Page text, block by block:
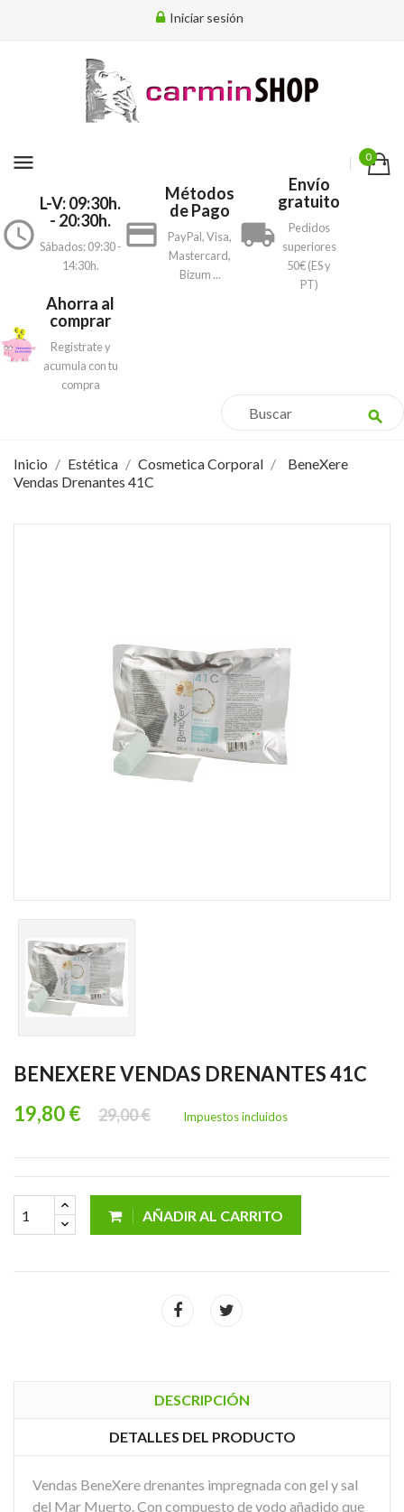
Iniciar sesión
menu 0
access_time
L-V: 09:30h.
- 20:30h.
Sábados: 09:30 -
14:30h.
payment
Métodos
de Pago
PayPal, Visa,
Mastercard,
Bizum ...
local_shipping
Envío
gratuito
Pedidos
superiores
50€ (ES y
PT)
Ahorra al
comprar
Registrate y
acumula con tu
compra
search
Inicio Estética Cosmetica Corporal
BeneXere
Vendas Drenantes 41C
BENEXERE VENDAS DRENANTES 41C
19,80 €
29,00 € Impuestos incluidos
AÑADIR AL CARRITO
DESCRIPCIÓN
DETALLES DEL PRODUCTO
Vendas BeneXere drenantes impregnada con gel y sal
del Mar Muerto. Con compuesto de yodo añadido que